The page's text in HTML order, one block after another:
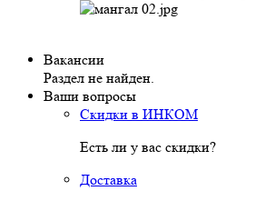
Вакансии
Раздел не найден.
Ваши вопросы
Скидки в ИНКОМ
Есть ли у вас скидки?
Доставка